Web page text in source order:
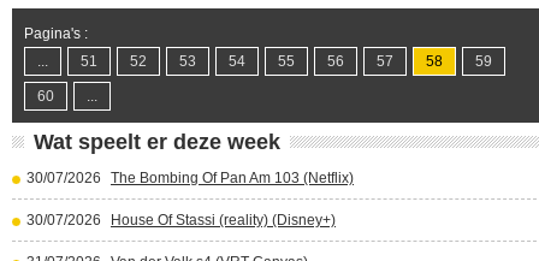
Pagina's :
...
51 52 53 54 55 56 57 58 59
60 ...
Wat speelt er deze week
30/07/2026 The Bombing Of Pan Am 103 (Netflix)
30/07/2026 House Of Stassi (reality) (Disney+)